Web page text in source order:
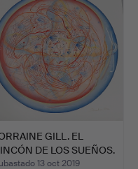
GILL. EL
DE LOS SUEÑOS.
13 oct 2019